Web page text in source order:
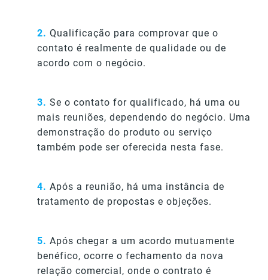
2.Qualificação para comprovar que o
contato é realmente de qualidade ou de
acordo com o negócio.
3.Se o contato for qualificado, há uma ou
mais reuniões, dependendo do negócio. Uma
demonstração do produto ou serviço
também pode ser oferecida nesta fase.
4.Após a reunião, há uma instância de
tratamento de propostas e objeções.
5.Após chegar a um acordo mutuamente
benéfico, ocorre o fechamento da nova
relação comercial, onde o contrato é